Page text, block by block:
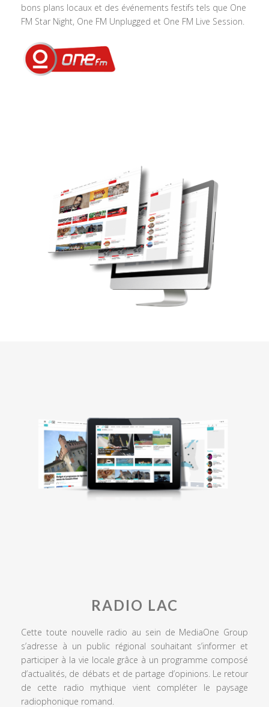
bons plans locaux et des événements festifs tels que One
FM Star Night, One FM Unplugged et One FM Live Session.
RADIO LAC
Cette toute nouvelle radio au sein de MediaOne Group
s’adresse à un public régional souhaitant s’informer et
participer à la vie locale grâce à un programme composé
d’actualités, de débats et de partage d’opinions. Le retour
de cette radio mythique vient compléter le paysage
radiophonique romand.